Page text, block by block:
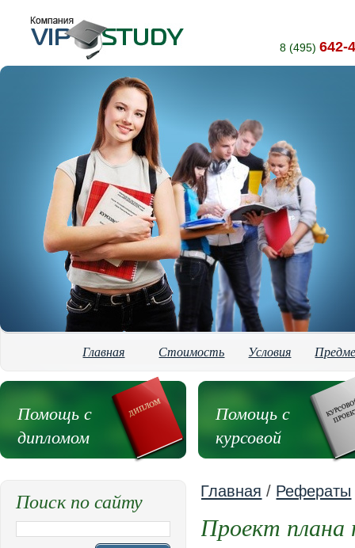
8 (495) 642-
Главная Стоимость Условия
Помощь с
дипломом
Помощь с
курсовой
Главная / Рефераты
Проект плана
Поиск по сайту